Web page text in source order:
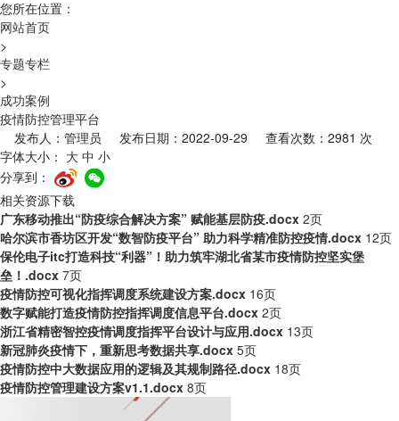
您所在位置：
网站首页
>
专题专栏
>
成功案例
疫情防控管理平台
发布人：管理员 发布日期：2022-09-29 查看次数：2981 次
字体大小： 大 中 小
分享到：
相关资源下载
广东移动推出“防疫综合解决方案” 赋能基层防疫.docx 2页
哈尔滨市香坊区开发“数智防疫平台” 助力科学精准防控疫情.docx 12页
保伦电子itc打造科技“利器”！助力筑牢湖北省某市疫情防控坚实堡
垒！.docx 7页
疫情防控可视化指挥调度系统建设方案.docx 16页
数字赋能打造疫情防控指挥调度信息平台.docx 2页
浙江省精密智控疫情调度指挥平台设计与应用.docx 13页
新冠肺炎疫情下，重新思考数据共享.docx 5页
疫情防控中大数据应用的逻辑及其规制路径.docx 18页
疫情防控管理建设方案v1.1.docx 8页